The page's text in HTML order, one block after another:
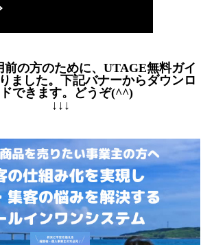
前の方のために、UTAGE無料ガイ
ました。下記バナーからダウンロ
できます。どうぞ(^^)
↓↓↓